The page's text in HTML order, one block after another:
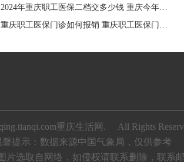
重庆生活网. All Rights
馨提示：数据来源中国气象局，仅供参考
片选取自网络，如侵权请联系删除，联系